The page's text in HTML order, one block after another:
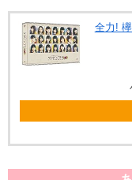
全力!